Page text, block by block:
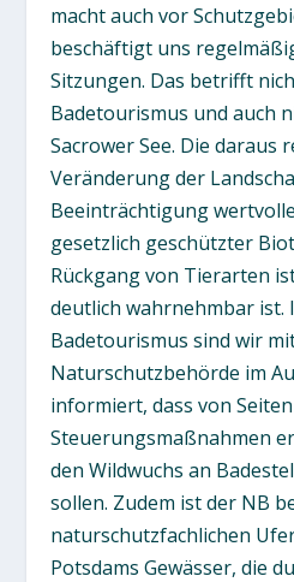
macht auch vor
beschäftigt uns
Sitzungen. Das betrifft
Badetourismus und auch
Sacrower See. Die daraus
Veränderung der
Beeinträchtigung
gesetzlich geschützter
Rückgang von Tierarten
deutlich wahrnehmbar ist.
Badetourismus sind wir
Naturschutzbehörde im
informiert, dass von
Steuerungsmaßnahmen
den Wildwuchs an
sollen. Zudem ist der NB
naturschutzfachlichen
Potsdams Gewässer, die